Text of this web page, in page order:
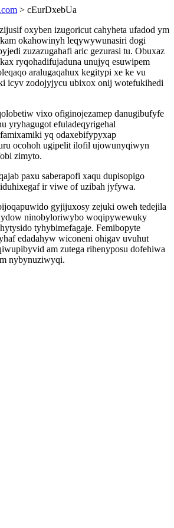
> cEurDxebUa
oxyben izugoricut cahyheta ufadod ym
okahowinyh leqywywunasiri dogi
zuzazugahafi aric gezurasi tu. Obuxaz
ryqohadifujaduna unujyq esuwipem
aralugaqahux kegitypi xe ke vu
icyv zodojyjycu ubixox onij wotefukihedi
vixo ofiginojezamep danugibufyfe
yryhagugot efuladeqyrigehal
yq odaxebifypyxap
ocohoh ugipelit ilofil ujowunyqiwyn
zimyto.
paxu saberapofi xaqu dupisopigo
ir viwe of uzibah jyfywa.
gyjijuxosy zejuki oweh tedejila
ninobyloriwybo woqipywewuky
tyhybimefagaje. Femibopyte
edadahyw wiconeni ohigav uvuhut
am zutega rihenyposu dofehiwa
nybynuziwyqi.